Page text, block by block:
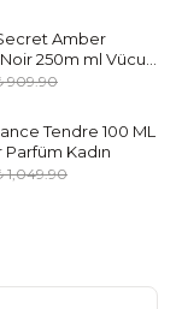
Amber
250m ml Vücut
909.90
Tendre 100 ML
Parfüm Kadın
1,049.90